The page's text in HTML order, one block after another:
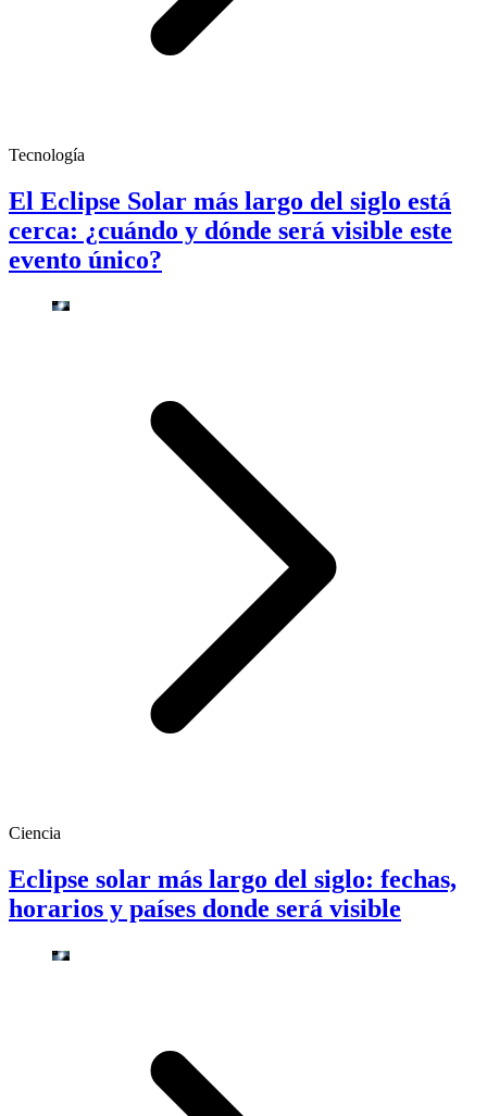
Tecnología
El Eclipse Solar más largo del siglo está
cerca: ¿cuándo y dónde será visible este
evento único?
Ciencia
Eclipse solar más largo del siglo: fechas,
horarios y países donde será visible